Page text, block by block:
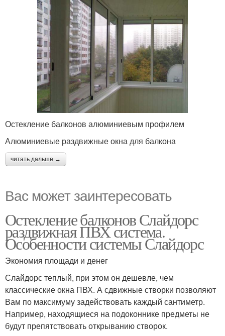
Остекление балконов алюминиевым профилем
Алюминиевые раздвижные окна для балкона
читать дальше →
Вас может заинтересовать
Остекление балконов Слайдорс
раздвижная ПВХ система.
Особенности системы Слайдорс
Экономия площади и денег
Слайдорс теплый, при этом он дешевле, чем
классические окна ПВХ. А сдвижные створки позволяют
Вам по максимуму задействовать каждый сантиметр.
Например, находящиеся на подоконнике предметы не
будут препятствовать открыванию створок.